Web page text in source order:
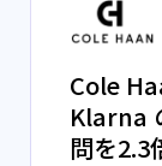
Cole
Klarna
問を2.3